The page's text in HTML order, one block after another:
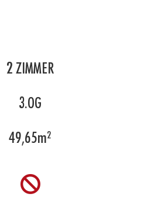
2 ZIMMER
3.OG
49,65m²